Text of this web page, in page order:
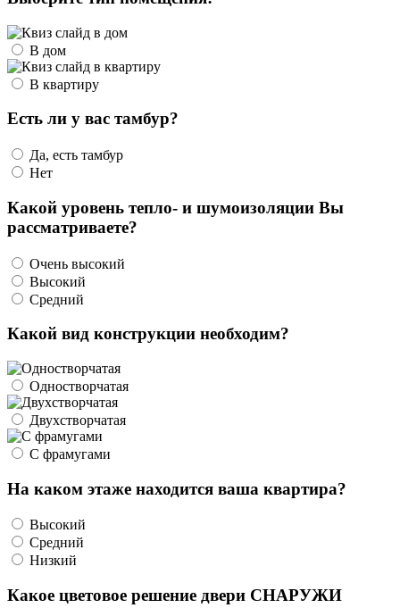
В дом
В квартиру
Есть ли у вас тамбур?
Да, есть тамбур
Нет
Какой уровень тепло- и шумоизоляции Вы
рассматриваете?
Очень высокий
Высокий
Средний
Какой вид конструкции необходим?
Одностворчатая
Двухстворчатая
С фрамугами
На каком этаже находится ваша квартира?
Высокий
Средний
Низкий
Какое цветовое решение двери СНАРУЖИ